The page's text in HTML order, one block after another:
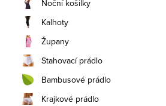
Noční košilky
Kalhoty
Župany
Stahovací prádlo
Bambusové prádlo
Krajkové prádlo